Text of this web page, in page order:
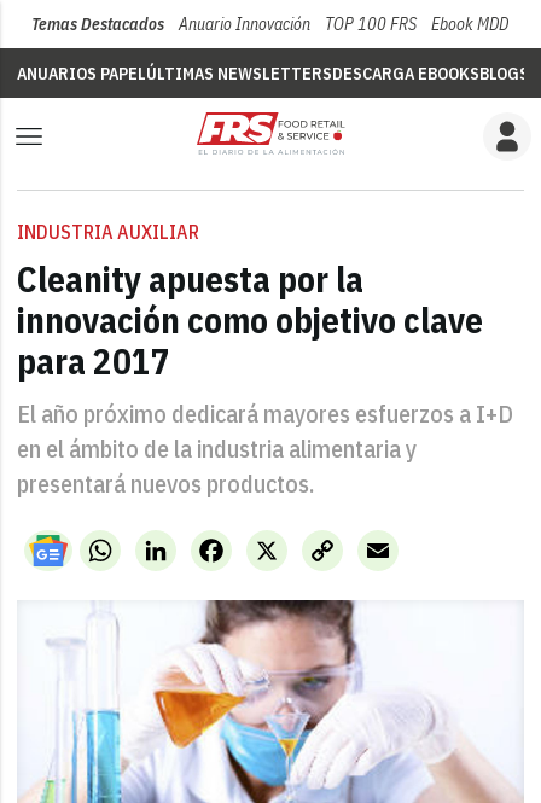
Temas Destacados Anuario Innovación TOP 100 FRS Ebook MDD
ANUARIOS PAPELÚLTIMAS NEWSLETTERSDESCARGA EBOOKSBLOGS
INDUSTRIA AUXILIAR
Cleanity apuesta por la
innovación como objetivo clave
para 2017
El año próximo dedicará mayores esfuerzos a I+D
en el ámbito de la industria alimentaria y
presentará nuevos productos.
WhatsAppLinkedIn X
Facebook
Copy
Link
Email